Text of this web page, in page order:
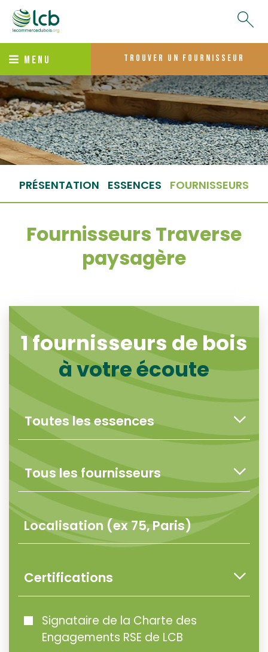
MENU trouver un fournisseur
PRÉSENTATION ESSENCES FOURNISSEURS
Fournisseurs Traverse
paysagère
1fournisseurs de bois
à votre écoute
Certifications
Signataire de la Charte des
Engagements RSE de LCB